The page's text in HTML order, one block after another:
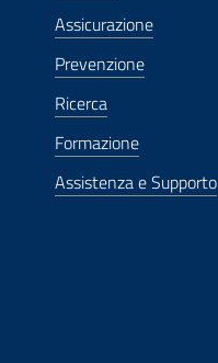
Assicurazione
Prevenzione
Ricerca
Formazione
Assistenza e Supporto